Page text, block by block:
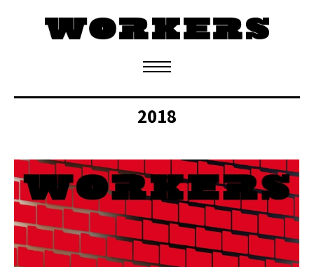
정기구독 신청
2018